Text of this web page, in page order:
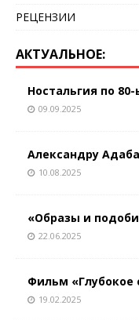
РЕЦЕНЗИИ
АКТУАЛЬНОЕ:
Ностальгия по
09.09.2025
Александру
10.08.2025
«Образы и
22.06.2025
Фильм «Глубокое
19.02.2025